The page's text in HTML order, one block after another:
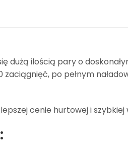
dużą ilością pary o
po pełnym
cenie hurtowej i szybkiej